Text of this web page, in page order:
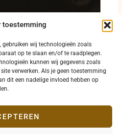
toestemming
gebruiken wij technologieën zoals
op te slaan en/of te raadplegen.
kunnen wij gegevens zoals
verwerken. Als je geen toestemming
dit een nadelige invloed hebben op
in Ichtegem op